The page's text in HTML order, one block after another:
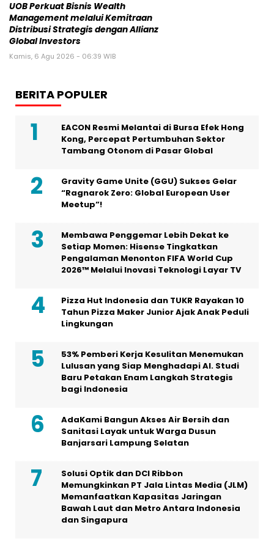
UOB Perkuat Bisnis Wealth
Management melalui Kemitraan
Distribusi Strategis dengan Allianz
Global Investors
Kamis, 6 Agu 2026 - 06:39 WIB
BERITA POPULER
EACON Resmi Melantai di Bursa Efek Hong
Kong, Percepat Pertumbuhan Sektor
Tambang Otonom di Pasar Global
Gravity Game Unite (GGU) Sukses Gelar
“Ragnarok Zero: Global European User
Meetup”!
Membawa Penggemar Lebih Dekat ke
Setiap Momen: Hisense Tingkatkan
Pengalaman Menonton FIFA World Cup
2026™ Melalui Inovasi Teknologi Layar TV
Pizza Hut Indonesia dan TUKR Rayakan 10
Tahun Pizza Maker Junior Ajak Anak Peduli
Lingkungan
53% Pemberi Kerja Kesulitan Menemukan
Lulusan yang Siap Menghadapi AI. Studi
Baru Petakan Enam Langkah Strategis
bagi Indonesia
AdaKami Bangun Akses Air Bersih dan
Sanitasi Layak untuk Warga Dusun
Banjarsari Lampung Selatan
Solusi Optik dan DCI Ribbon
Memungkinkan PT Jala Lintas Media (JLM)
Memanfaatkan Kapasitas Jaringan
Bawah Laut dan Metro Antara Indonesia
dan Singapura